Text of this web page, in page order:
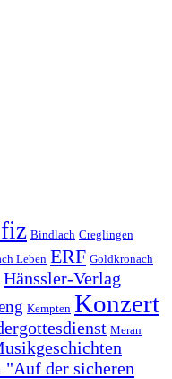
Bindlach Creglingen
Leben ERF Goldkronach
Hänssler-Verlag
Kempten Konzert
Meran
"Auf der sicheren